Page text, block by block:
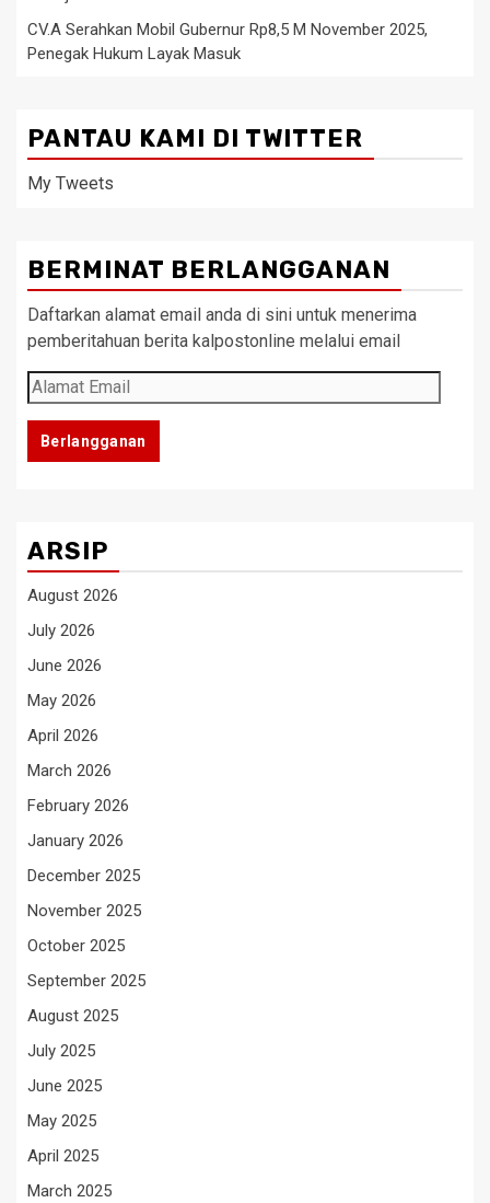
CV.A Serahkan Mobil Gubernur Rp8,5 M November 2025,
Penegak Hukum Layak Masuk
PANTAU KAMI DI TWITTER
My Tweets
BERMINAT BERLANGGANAN
Daftarkan alamat email anda di sini untuk menerima
pemberitahuan berita kalpostonline melalui email
Alamat
Email
Berlangganan
ARSIP
August 2026
July 2026
June 2026
May 2026
April 2026
March 2026
February 2026
January 2026
December 2025
November 2025
October 2025
September 2025
August 2025
July 2025
June 2025
May 2025
April 2025
March 2025